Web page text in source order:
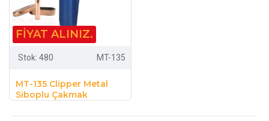
FIYAT ALINIZ.
Stok: 480 MT-135
MT-135 Clipper Metal
Siboplu Çakmak